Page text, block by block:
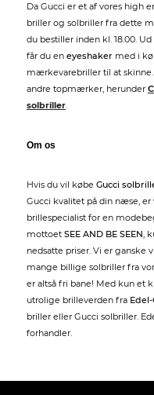
Da Gucci er et af vores high
briller og solbriller fra dette
du bestiller inden kl. 18.00.
får du en eyeshaker med i
mærkevarebriller til at
andre topmærker, herunder
solbriller.
Om os
Hvis du vil købe Gucci
Gucci kvalitet på din næse,
brillespecialist for en
mottoet SEE AND BE SEEN,
nedsatte priser. Vi er ganske
mange billige solbriller fra
er altså fri bane! Med kun et
utrolige brilleverden fra
briller eller Gucci solbriller.
forhandler.